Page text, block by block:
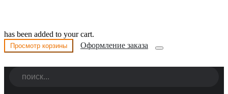
has been added to your cart.
Просмотр корзины Оформление заказа